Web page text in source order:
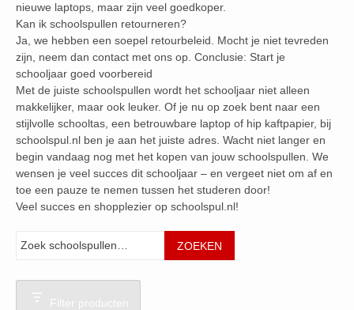
nieuwe laptops, maar zijn veel goedkoper.
Kan ik schoolspullen retourneren?
Ja, we hebben een soepel retourbeleid. Mocht je niet tevreden
zijn, neem dan contact met ons op. Conclusie: Start je
schooljaar goed voorbereid
Met de juiste schoolspullen wordt het schooljaar niet alleen
makkelijker, maar ook leuker. Of je nu op zoek bent naar een
stijlvolle schooltas, een betrouwbare laptop of hip kaftpapier, bij
schoolspul.nl ben je aan het juiste adres. Wacht niet langer en
begin vandaag nog met het kopen van jouw schoolspullen. We
wensen je veel succes dit schooljaar – en vergeet niet om af en
toe een pauze te nemen tussen het studeren door!
Veel succes en shopplezier op schoolspul.nl!
Zoeken
ZOEKEN
Filter producten